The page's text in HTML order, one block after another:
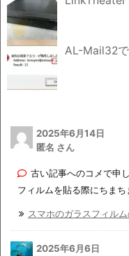
AL-Mail32で
2025年6月14日
匿名 さん
古い記事へのコメで申
フィルムを貼る際にちま
スマホのガラスフィル
2025年6月6日